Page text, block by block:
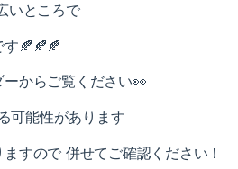
2023-11（1）
2023-05（1）
2023-03（1）
いところで
🍂🍂🍂
ーからご覧ください👀
可能性があります
すので 併せてご確認ください！